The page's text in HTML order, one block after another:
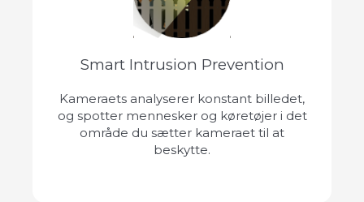
Smart Intrusion Prevention
Kameraets analyserer konstant billedet,
og spotter mennesker og køretøjer i det
område du sætter kameraet til at
beskytte.